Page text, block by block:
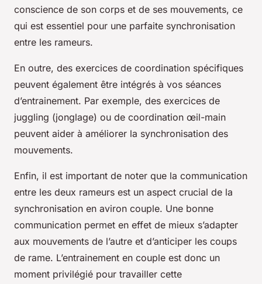
conscience de son corps et de ses mouvements, ce
qui est essentiel pour une parfaite synchronisation
entre les rameurs.
En outre, des exercices de coordination spécifiques
peuvent également être intégrés à vos séances
d’entrainement. Par exemple, des exercices de
juggling (jonglage) ou de coordination œil-main
peuvent aider à améliorer la synchronisation des
mouvements.
Enfin, il est important de noter que la communication
entre les deux rameurs est un aspect crucial de la
synchronisation en aviron couple. Une bonne
communication permet en effet de mieux s’adapter
aux mouvements de l’autre et d’anticiper les coups
de rame. L’entrainement en couple est donc un
moment privilégié pour travailler cette